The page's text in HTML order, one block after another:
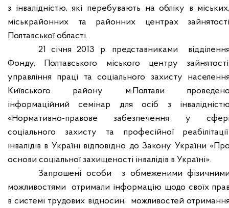
з інвалідністю, які перебувають на обліку в
міськрайонних та районних центрах
Полтавської області.
21 січня 2013 р. представниками
Фонду, Полтавського міського центру
управління праці та соціального захисту
Київського району м.Полтави
інформаційний семінар для осіб з
«Нормативно-правове забезпечення у
соціального захисту та професійної реабілітації
інвалідів в Україні відповідно до Закону України
основи соціальної захищеності інвалідів в Україні».
Запрошені особи
з обмеженими
можливостями
отримали інформацію щодо своїх
в системі трудових відносин,
можливостей